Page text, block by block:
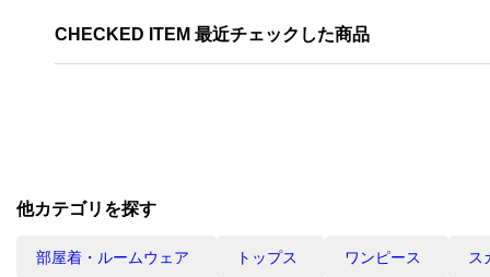
CHECKED ITEM 最近チェックした商品
他カテゴリを探す
トップス ワンピース ス
部屋着・ルームウェア